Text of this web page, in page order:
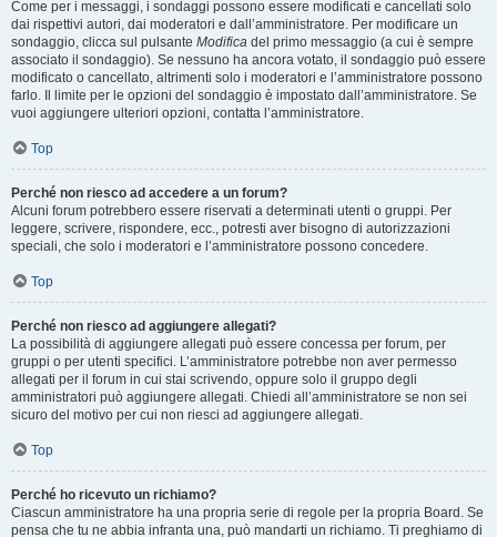
Come per i messaggi, i sondaggi possono essere modificati e cancellati solo
dai rispettivi autori, dai moderatori e dall’amministratore. Per modificare un
sondaggio, clicca sul pulsante Modifica del primo messaggio (a cui è sempre
associato il sondaggio). Se nessuno ha ancora votato, il sondaggio può essere
modificato o cancellato, altrimenti solo i moderatori e l’amministratore possono
farlo. Il limite per le opzioni del sondaggio è impostato dall’amministratore. Se
vuoi aggiungere ulteriori opzioni, contatta l’amministratore.
Top
Perché non riesco ad accedere a un forum?
Alcuni forum potrebbero essere riservati a determinati utenti o gruppi. Per
leggere, scrivere, rispondere, ecc., potresti aver bisogno di autorizzazioni
speciali, che solo i moderatori e l’amministratore possono concedere.
Top
Perché non riesco ad aggiungere allegati?
La possibilità di aggiungere allegati può essere concessa per forum, per
gruppi o per utenti specifici. L’amministratore potrebbe non aver permesso
allegati per il forum in cui stai scrivendo, oppure solo il gruppo degli
amministratori può aggiungere allegati. Chiedi all’amministratore se non sei
sicuro del motivo per cui non riesci ad aggiungere allegati.
Top
Perché ho ricevuto un richiamo?
Ciascun amministratore ha una propria serie di regole per la propria Board. Se
pensa che tu ne abbia infranta una, può mandarti un richiamo. Ti preghiamo di